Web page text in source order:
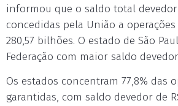
informou que o saldo total
concedidas pela União a
280,57 bilhões. O estado de São
Federação com maior saldo
Os estados concentram 77,8% das
garantidas, com saldo devedor de